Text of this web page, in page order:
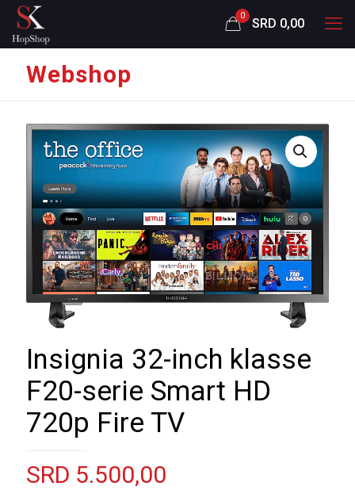
0
SRD 0,00
Webshop
Insignia 32-inch klasse
F20-serie Smart HD
720p Fire TV
SRD 5.500,00